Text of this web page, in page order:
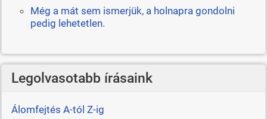
Még a mát sem ismerjük, a holnapra gondolni
pedig lehetetlen.
Legolvasotabb írásaink
Álomfejtés A-tól Z-ig